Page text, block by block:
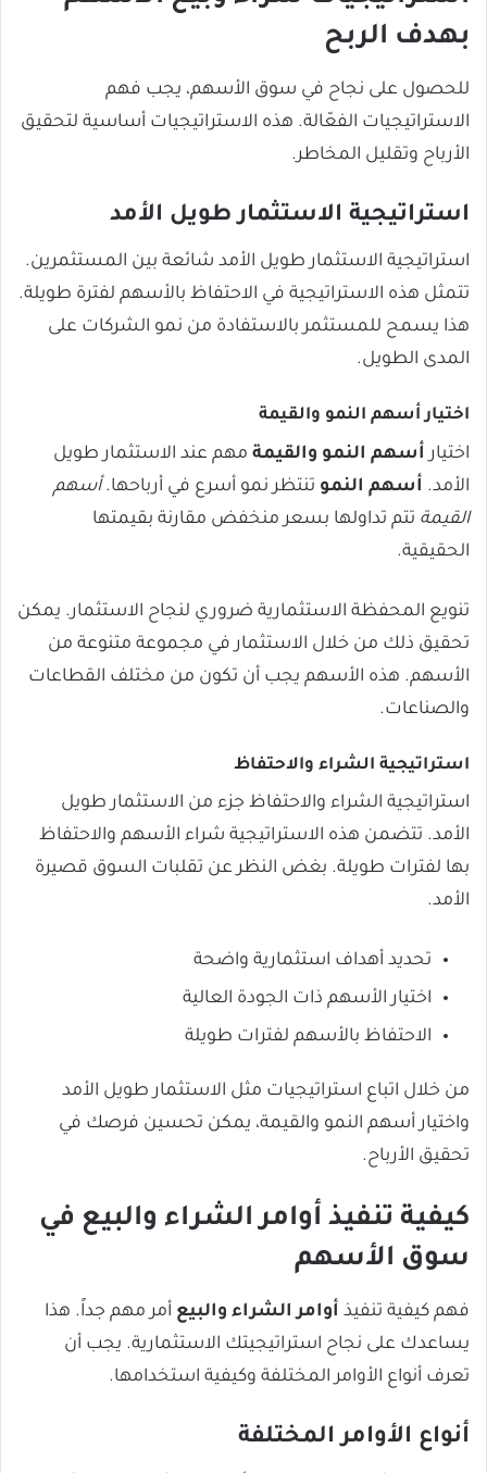
بهدف الربح
للحصول على نجاح في سوق الأسهم، يجب فهم
الاستراتيجيات الفعّالة. هذه الاستراتيجيات أساسية لتحقيق
الأرباح وتقليل المخاطر.
استراتيجية الاستثمار طويل الأمد
استراتيجية الاستثمار طويل الأمد شائعة بين المستثمرين.
تتمثل هذه الاستراتيجية في الاحتفاظ بالأسهم لفترة طويلة.
هذا يسمح للمستثمر بالاستفادة من نمو الشركات على
المدى الطويل.
اختيار أسهم النمو والقيمة
اختيار أسهم النمو والقيمة مهم عند الاستثمار طويل
الأمد. أسهم النمو تنتظر نمو أسرع في أرباحها.أسهم
القيمة تتم تداولها بسعر منخفض مقارنة بقيمتها
الحقيقية.
تنويع المحفظة الاستثمارية ضروري لنجاح الاستثمار. يمكن
تحقيق ذلك من خلال الاستثمار في مجموعة متنوعة من
الأسهم. هذه الأسهم يجب أن تكون من مختلف القطاعات
والصناعات.
استراتيجية الشراء والاحتفاظ
استراتيجية الشراء والاحتفاظ جزء من الاستثمار طويل
الأمد. تتضمن هذه الاستراتيجية شراء الأسهم والاحتفاظ
بها لفترات طويلة. بغض النظر عن تقلبات السوق قصيرة
الأمد.
تحديد أهداف استثمارية واضحة
اختيار الأسهم ذات الجودة العالية
الاحتفاظ بالأسهم لفترات طويلة
من خلال اتباع استراتيجيات مثل الاستثمار طويل الأمد
واختيار أسهم النمو والقيمة، يمكن تحسين فرصك في
تحقيق الأرباح.
كيفية تنفيذ أوامر الشراء والبيع في
سوق الأسهم
فهم كيفية تنفيذ أوامر الشراء والبيع أمر مهم جداً. هذا
يساعدك على نجاح استراتيجيتك الاستثمارية. يجب أن
تعرف أنواع الأوامر المختلفة وكيفية استخدامها.
أنواع الأوامر المختلفة